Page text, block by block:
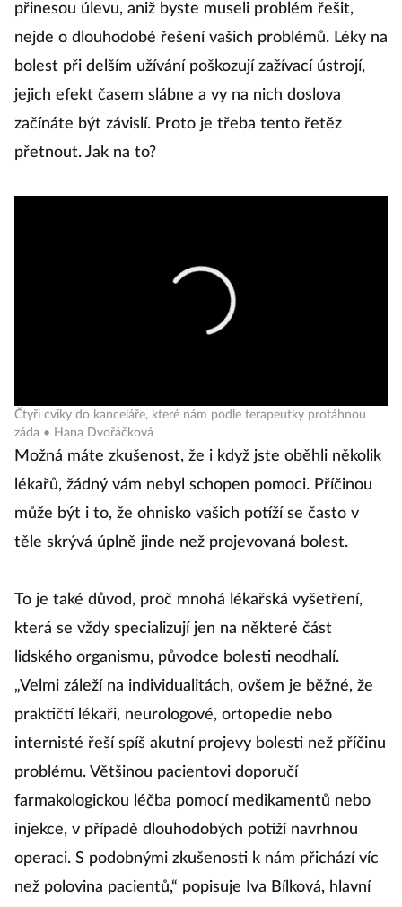
přinesou úlevu, aniž byste museli problém řešit,
nejde o dlouhodobé řešení vašich problémů. Léky na
bolest při delším užívání poškozují zažívací ústrojí,
jejich efekt časem slábne a vy na nich doslova
začínáte být závislí. Proto je třeba tento řetěz
přetnout. Jak na to?
Čtyři cviky do kanceláře, které nám podle terapeutky protáhnou
záda • Hana Dvořáčková
Možná máte zkušenost, že i když jste oběhli několik
lékařů, žádný vám nebyl schopen pomoci. Příčinou
může být i to, že ohnisko vašich potíží se často v
těle skrývá úplně jinde než projevovaná bolest.
To je také důvod, proč mnohá lékařská vyšetření,
která se vždy specializují jen na některé část
lidského organismu, původce bolesti neodhalí.
„Velmi záleží na individualitách, ovšem je běžné, že
praktičtí lékaři, neurologové, ortopedie nebo
internisté řeší spíš akutní projevy bolesti než příčinu
problému. Většinou pacientovi doporučí
farmakologickou léčba pomocí medikamentů nebo
injekce, v případě dlouhodobých potíží navrhnou
operaci. S podobnými zkušenosti k nám přichází víc
než polovina pacientů,“ popisuje Iva Bílková, hlavní